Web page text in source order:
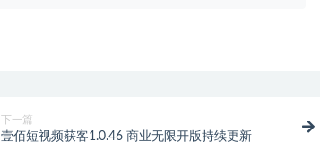
下一篇
壹佰短视频获客1.0.46 商业无限开版持续更新